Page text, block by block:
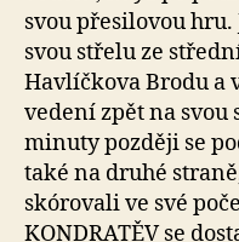
svou přesilovou hru.
svou střelu ze
Havlíčkova Brodu a
vedení zpět na svou
minuty později se
také na druhé
skórovali ve své
KONDRATĚV se